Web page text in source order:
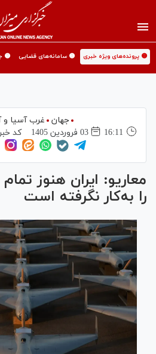
🟡 پرونده‌های ویژه خبری 🟡 سامانه‌های قضایی 🟡
جهان
غرب آسیا و
16:11
03 فروردين 1405 کد
معاریو: ایران هنوز
را به‌کار نگرفته است